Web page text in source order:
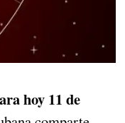
hoy 11 de